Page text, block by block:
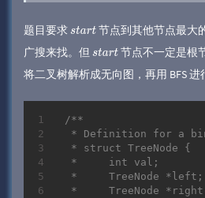
题目要求start 节点到其他节点最大
广搜来找。但 start 节点不一定是根
将二叉树解析成无向图，再用 BFS 进
/**
* Definition for a
* struct TreeNode {
*     int val;
*     TreeNode *left;
*     TreeNode